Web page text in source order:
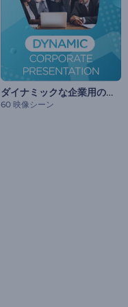
ダイナミックな企業用のプレゼンテーション
60 映像シーン